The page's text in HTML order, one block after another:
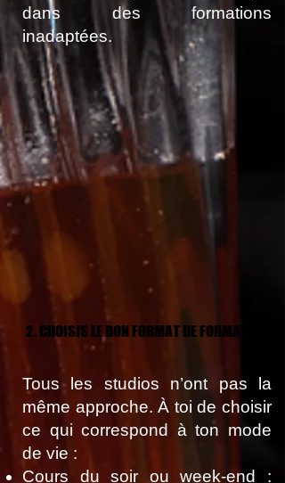
dans des formations
inadaptées.
Tous les studios n’ont pas la
même approche. À toi de choisir
ce qui correspond à ton mode
de vie :
Cours du soir ou week-end :
2. CHOISIS LE BON FORMAT DE FORMATION
2. CHOISIS LE BON FORMAT DE FORMATION